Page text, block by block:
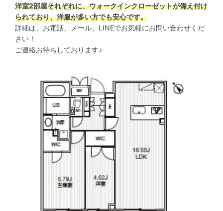
洋室2部屋それぞれに、ウォークインクローゼットが備え付け
られており、洋服が多い方でも安心です。
詳細は、お電話、メール、LINEでお気軽にお問い合わせくだ
さい！
ご連絡お待ちしております♪